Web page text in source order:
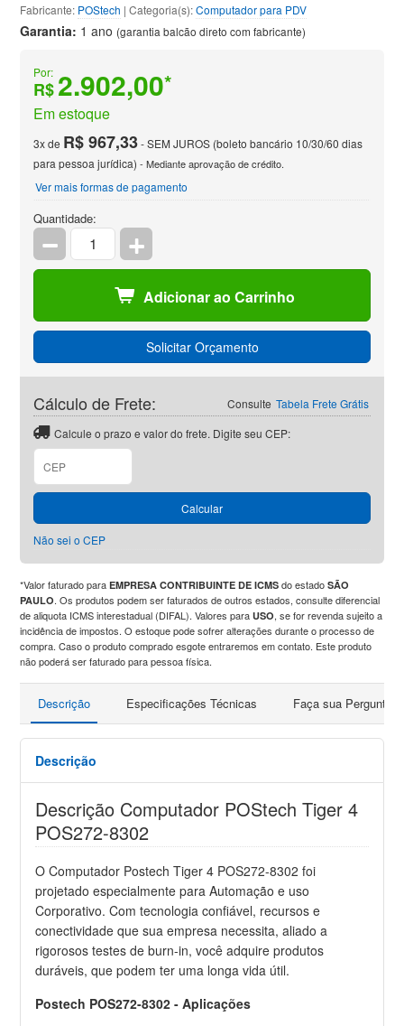
Fabricante: POStech | Categoria(s):Computador para PDV
Garantia: 1 ano (garantia balcão direto com fabricante)
Por:
R$2.902,00*
Em estoque
3x de R$ 967,33- SEM JUROS (boleto bancário 10/30/60 dias
para pessoa jurídica) - Mediante aprovação de crédito.
Ver mais formas de pagamento
Quantidade:
Adicionar ao Carrinho
Solicitar Orçamento
Consulte Tabela Frete Grátis
Cálculo de Frete:
Calcule o prazo e valor do frete. Digite seu CEP:
Calcular
Não sei o CEP
*Valor faturado paraEMPRESA CONTRIBUINTE DE ICMS do estadoSÃO
PAULO. Os produtos podem ser faturados de outros estados, consulte diferencial
de aliquota ICMS interestadual (DIFAL). Valores paraUSO, se for revenda sujeito a
incidência de impostos. O estoque pode sofrer alterações durante o processo de
compra. Caso o produto comprado esgote entraremos em contato. Este produto
não poderá ser faturado para pessoa física.
Descrição Especificações Técnicas Faça sua Pergunta
Descrição
Descrição Computador POStech Tiger 4
POS272-8302
O Computador Postech Tiger 4 POS272-8302 foi
projetado especialmente para Automação e uso
Corporativo. Com tecnologia confiável, recursos e
conectividade que sua empresa necessita, aliado a
rigorosos testes de burn-in, você adquire produtos
duráveis, que podem ter uma longa vida útil.
Postech POS272-8302 - Aplicações